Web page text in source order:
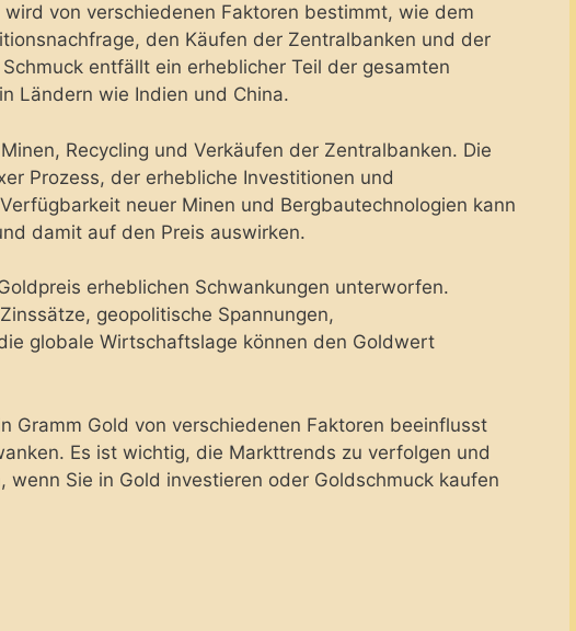
von verschiedenen Faktoren bestimmt, wie dem
den Käufen der Zentralbanken und der
entfällt ein erheblicher Teil der gesamten
Ländern wie Indien und China.
Recycling und Verkäufen der Zentralbanken. Die
Prozess, der erhebliche Investitionen und
neuer Minen und Bergbautechnologien kann
damit auf den Preis auswirken.
erheblichen Schwankungen unterworfen.
geopolitische Spannungen,
globale Wirtschaftslage können den Goldwert
Gramm Gold von verschiedenen Faktoren beeinflusst
Es ist wichtig, die Markttrends zu verfolgen und
wenn Sie in Gold investieren oder Goldschmuck kaufen